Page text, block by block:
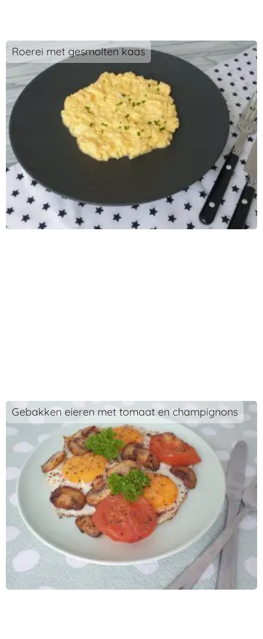
Roerei met gesmolten kaas
Gebakken eieren met tomaat en champignons